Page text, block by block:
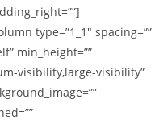
type=”1_1″ spacing=””
min_height=””
visibility,large-visibility”